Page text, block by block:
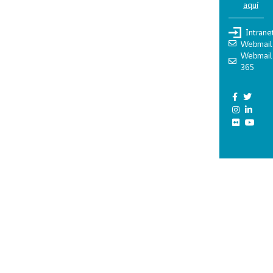
aquí
Webmail
Webmail
365